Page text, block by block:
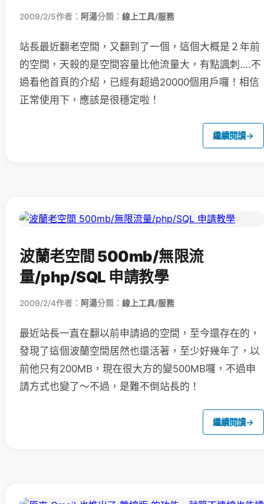
2009/2/5作者： 阿湯分類： 線上工具/服務
站長最近翻老空間，又翻到了一個，這個大概是２年前
的空間，天殺的是空間容量比他流量大，有點諷刺….不
過看他首頁的介紹，已經有超過20000個用戶囉！相信
正常使用下，應該是很穩定啦！
繼續閱讀→
波蘭老空間 500mb/無限流
量/php/SQL 申請教學
2009/2/4作者： 阿湯分類： 線上工具/服務
最近站長一直在翻以前申請過的空間，至今還存在的，
發現了這個波蘭空間居然也還活著，至少好幾年了，以
前他只有200MB，現在很大方的變500MB囉，不過申
請方式也變了～不過，是難不倒站長的！
繼續閱讀→